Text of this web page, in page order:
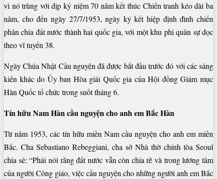
vì nó trùng với dịp kỷ niệm 70 năm kết thúc Chiến tranh kéo dài ba
năm, cho đến ngày 27/7/1953, ngày ký kết hiệp định đình chiến
phân chia đất nước thành hai quốc gia, với một khu phi quân sự dọc
theo vĩ tuyến 38.
Ngày Chúa Nhật Cầu nguyện đã được bắt đầu trước đó với các sáng
kiến khác do Ủy ban Hòa giải Quốc gia của Hội đồng Giám mục
Hàn Quốc tổ chức trong suốt tháng 6.
Tín hữu Nam Hàn cầu nguyện cho anh em Bắc Hàn
Từ năm 1953, các tín hữu miền Nam cầu nguyện cho anh em miền
Bắc. Cha Sebastiano Rebeggiani, cha sở Nhà thờ chính tòa Seoul
chia sẻ: “Phải nói rằng đất nước vẫn còn chia rẽ và trong lương tâm
của người Công giáo, việc cầu nguyện cho những người anh em Bắc